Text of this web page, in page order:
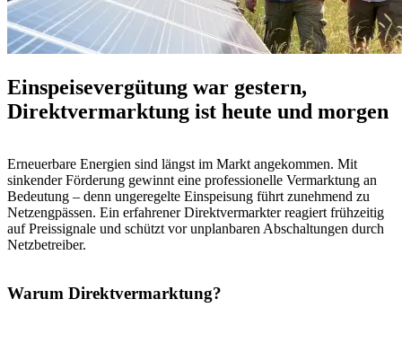
Einspeisevergütung war gestern,
Direktvermarktung ist heute und morgen
Erneuerbare Energien sind längst im Markt angekommen. Mit
sinkender Förderung gewinnt eine professionelle Vermarktung an
Bedeutung – denn ungeregelte Einspeisung führt zunehmend zu
Netzengpässen. Ein erfahrener Direktvermarkter reagiert frühzeitig
auf Preissignale und schützt vor unplanbaren Abschaltungen durch
Netzbetreiber.
Warum Direktvermarktung?